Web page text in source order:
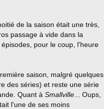
de la saison était une très,
passage à vide dans la
pour le coup, l'heure
saison, malgré quelques
des séries) et reste une série
Quant à Smallville ... Oups,
l'une de ses moins